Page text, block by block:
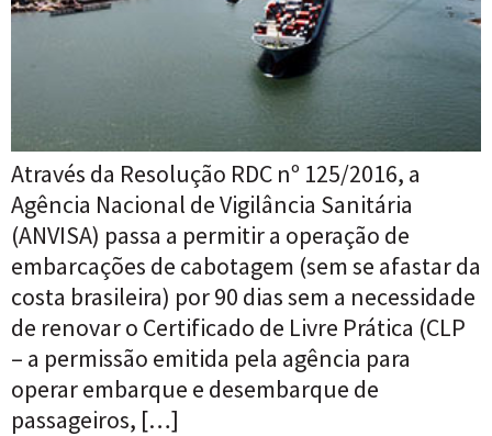
Através da Resolução RDC nº 125/2016, a
Agência Nacional de Vigilância Sanitária
(ANVISA) passa a permitir a operação de
embarcações de cabotagem (sem se afastar da
costa brasileira) por 90 dias sem a necessidade
de renovar o Certificado de Livre Prática (CLP
– a permissão emitida pela agência para
operar embarque e desembarque de
passageiros, […]